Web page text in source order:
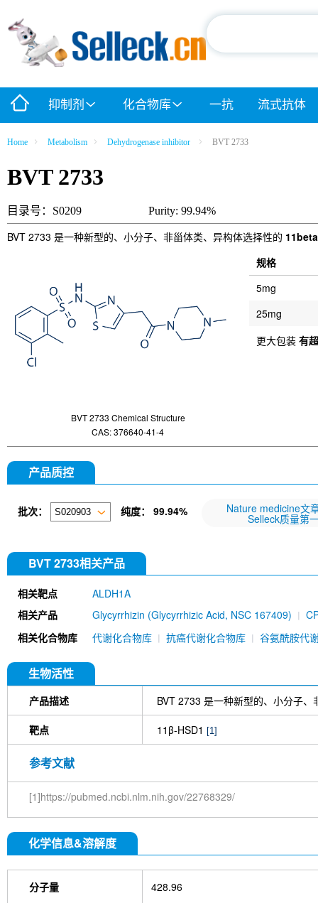
抑制剂 化合物库 一抗 流式抗体
Home Metabolism Dehydrogenase inhibitor BVT 2733
BVT 2733
目录号：S0209 Purity: 99.94%
BVT 2733 是一种新型的、小分子、非甾体类、异构体选择性的
BVT 2733 Chemical Structure
CAS: 376640-41-4
规格
5mg
25mg
更大包装 有
产品质控
批次： 纯度： 99.94% Nature medicine文
Selleck质量第
BVT 2733相关产品
相关靶点
ALDH1A
相关产品
Glycyrrhizin (Glycyrrhizic Acid, NSC 167409)
[A19L10]
Vorasidenib (AG-881)
SW033291
Gimeracil
G6PDi-1 CBR-5884 R162
相关化合物库 代谢化合物库 抗癌代谢化合物库 谷氨酰胺代
生物活性
产品描述 BVT 2733 是一种新型的、小分子
靶点 11β-HSD1 [1]
参考文献
[1]https://pubmed.ncbi.nlm.nih.gov/22768329/
化学信息&溶解度
分子量 428.96